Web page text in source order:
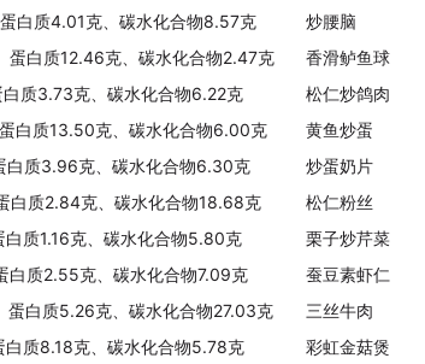
白质4.01克、碳水化合物8.57克 炒腰脑
白质12.46克、碳水化合物2.47克 香滑鲈鱼球
质3.73克、碳水化合物6.22克 松仁炒鸽肉
白质13.50克、碳水化合物6.00克 黄鱼炒蛋
质3.96克、碳水化合物6.30克 炒蛋奶片
白质2.84克、碳水化合物18.68克 松仁粉丝
质1.16克、碳水化合物5.80克 栗子炒芹菜
质2.55克、碳水化合物7.09克 蚕豆素虾仁
白质5.26克、碳水化合物27.03克 三丝牛肉
质8.18克、碳水化合物5.78克 彩虹金菇煲